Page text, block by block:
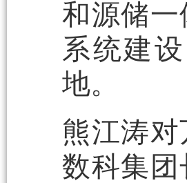
和源储
系统建
地。
熊江涛
数科集